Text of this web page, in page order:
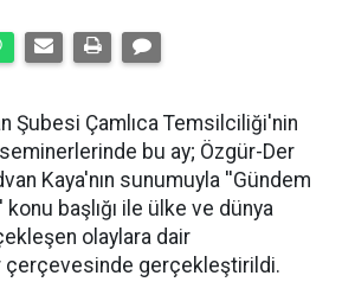
Şubesi Çamlıca Temsilciliği'nin
bu ay; Özgür-Der
Kaya'nın sunumuyla ''Gündem
başlığı ile ülke ve dünya
olaylara dair
çerçevesinde gerçekleştirildi.